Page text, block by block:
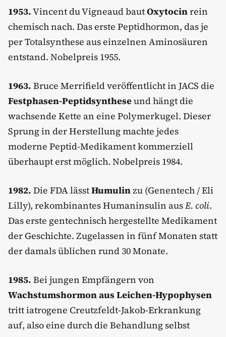
1953.Vincent du Vigneaud bautOxytocinrein
chemisch nach. Das erste Peptidhormon, das je
per Totalsynthese aus einzelnen Aminosäuren
entstand. Nobelpreis 1955.
1963. Bruce Merrifield veröffentlicht in JACS die
Festphasen-Peptidsyntheseund hängt die
wachsende Kette an eine Polymerkugel. Dieser
Sprung in der Herstellung machte jedes
moderne Peptid-Medikament kommerziell
überhaupt erst möglich. Nobelpreis 1984.
1982. Die FDA lässtHumulinzu (Genentech / Eli
Lilly), rekombinantes Humaninsulin ausE. coli.
Das erste gentechnisch hergestellte Medikament
der Geschichte. Zugelassen in fünf Monaten statt
der damals üblichen rund 30 Monate.
1985. Bei jungen Empfängern von
Wachstumshormon aus Leichen-Hypophysen
tritt iatrogene Creutzfeldt-Jakob-Erkrankung
auf, also eine durch die Behandlung selbst